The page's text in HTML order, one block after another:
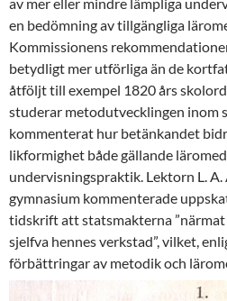
en bedömning av tillgängliga
Kommissionens
betydligt mer utförliga än de
åtföljt till exempel 1820 års
studerar metodutvecklingen inom
kommenterat hur betänkandet
likformighet både gällande
undervisningspraktik. Lektorn L.
gymnasium kommenterade
tidskrift att statsmakterna ”närmat
sjelfva hennes verkstad”, vilket,
förbättringar av metodik och